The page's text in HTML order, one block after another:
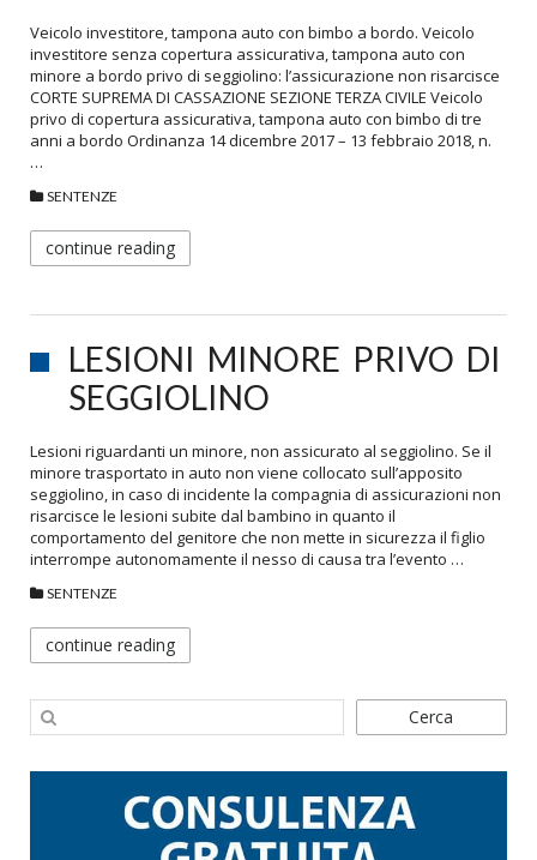
Veicolo investitore, tampona auto con bimbo a bordo. Veicolo
investitore senza copertura assicurativa, tampona auto con
minore a bordo privo di seggiolino: l’assicurazione non risarcisce
CORTE SUPREMA DI CASSAZIONE SEZIONE TERZA CIVILE Veicolo
privo di copertura assicurativa, tampona auto con bimbo di tre
anni a bordo Ordinanza 14 dicembre 2017 – 13 febbraio 2018, n.
…
SENTENZE
continue reading
LESIONI MINORE PRIVO DI
SEGGIOLINO
Lesioni riguardanti un minore, non assicurato al seggiolino. Se il
minore trasportato in auto non viene collocato sull’apposito
seggiolino, in caso di incidente la compagnia di assicurazioni non
risarcisce le lesioni subite dal bambino in quanto il
comportamento del genitore che non mette in sicurezza il figlio
interrompe autonomamente il nesso di causa tra l’evento …
SENTENZE
continue reading
Cerca